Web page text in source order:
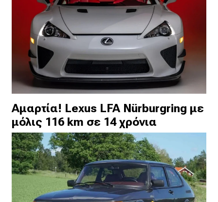
Αμαρτία! Lexus LFA Nürburgring με
μόλις 116 km σε 14 χρόνια